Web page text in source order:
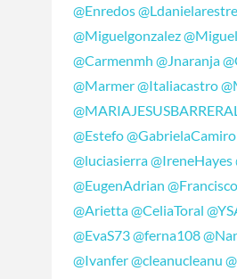
@Enredos
@Miguelgonzalez
@Carmenmh @Jnaranja
@Marmer@Italiacastro
@Estefo@GabrielaCamiro
@luciasierra@IreneHayes
@EugenAdrian
@Arietta@CeliaToral
@EvaS73@ferna108
@Ivanfer@cleanucleanu